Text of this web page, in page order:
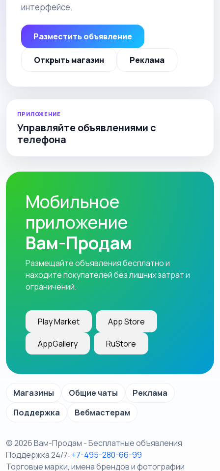
интерфейсе.
Разместить объявление
Открыть магазин Реклама
ПРИЛОЖЕНИЕ
Управляйте объявлениями с
телефона
Мобильное
приложение
Вам-Продам
Размещайте объявления бесплатно и
находите покупателей без лишних затрат и
ограничений.
Play Market App Store
AppGallery RuStore
Магазины Общие чаты
Реклама
Поддержка
Вебмастерам
© 2026 Вам-Продам - Бесплатные объявления
Поддержка 24/7: +7-495-280-66-99
Торговые марки, имена брендов и фотографии